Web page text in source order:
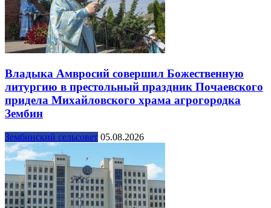
Владыка Амвросий совершил Божественную
литургию в престольный праздник Почаевского
придела Михайловского храма агрогородка
Зембин
Зембинский сельсовет 05.08.2026